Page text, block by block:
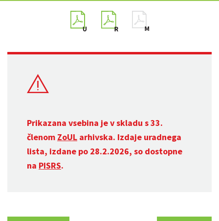
Prikazana vsebina je v skladu s 33.
členom ZoUL arhivska. Izdaje uradnega
lista, izdane po 28.2.2026, so dostopne
na PISRS.